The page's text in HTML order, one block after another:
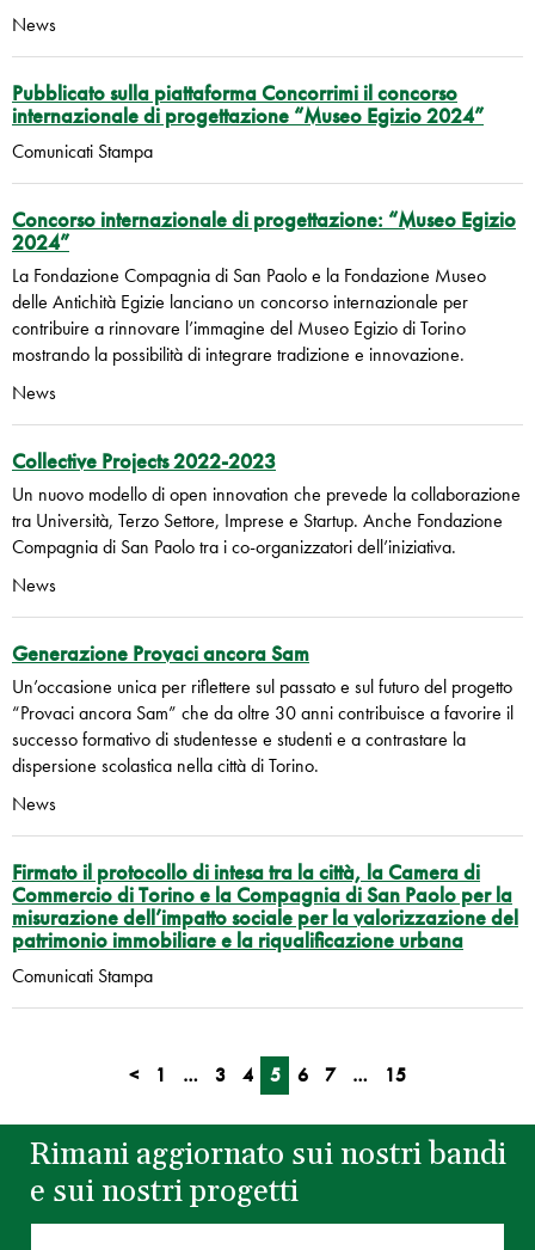
News
Pubblicato sulla piattaforma Concorrimi il concorso
internazionale di progettazione “Museo Egizio 2024”
Comunicati Stampa
Concorso internazionale di progettazione: “Museo Egizio
2024”
La Fondazione Compagnia di San Paolo e la Fondazione Museo
delle Antichità Egizie lanciano un concorso internazionale per
contribuire a rinnovare l’immagine del Museo Egizio di Torino
mostrando la possibilità di integrare tradizione e innovazione.
News
Collective Projects 2022-2023
Un nuovo modello di open innovation che prevede la collaborazione
tra Università, Terzo Settore, Imprese e Startup. Anche Fondazione
Compagnia di San Paolo tra i co-organizzatori dell’iniziativa.
News
Generazione Provaci ancora Sam
Un’occasione unica per riflettere sul passato e sul futuro del progetto
“Provaci ancora Sam” che da oltre 30 anni contribuisce a favorire il
successo formativo di studentesse e studenti e a contrastare la
dispersione scolastica nella città di Torino.
News
Firmato il protocollo di intesa tra la città, la Camera di
Commercio di Torino e la Compagnia di San Paolo per la
misurazione dell’impatto sociale per la valorizzazione del
patrimonio immobiliare e la riqualificazione urbana
Comunicati Stampa
< 1 … 3 4 5 6 7 … 15
Rimani aggiornato sui nostri bandi
e sui nostri progetti